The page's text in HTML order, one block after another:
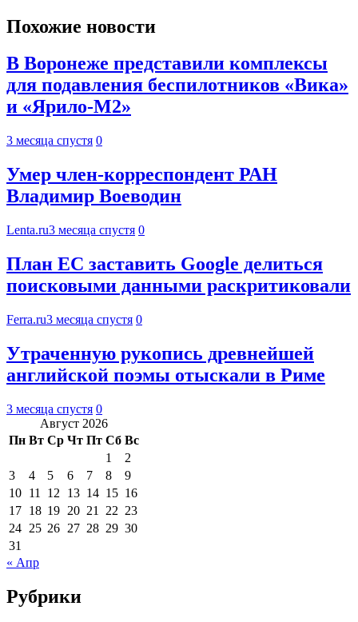
Похожие новости
В Воронеже представили комплексы
для подавления беспилотников «Вика»
и «Ярило-М2»
3 месяца спустя 0
Умер член-корреспондент РАН
Владимир Воеводин
Lenta.ru3 месяца спустя 0
План ЕС заставить Google делиться
поисковыми данными раскритиковали
Ferra.ru3 месяца спустя 0
Утраченную рукопись древнейшей
английской поэмы отыскали в Риме
3 месяца спустя 0
Август 2026
Пн Вт Ср Чт Пт Сб Вс
1
2
3
4 5 6 7 8
9
10 11 12 13 14 15 16
17 18 19 20 21 22 23
24 25 26 27 28 29 30
31
« Апр
Рубрики